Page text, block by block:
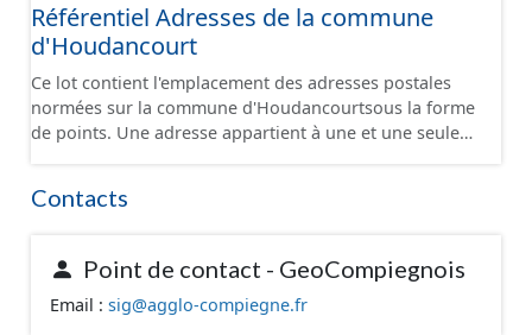
base de données.
Référentiel Adresses de la commune
d'Houdancourt
Ce lot contient l'emplacement des adresses postales
normées sur la commune d'Houdancourtsous la forme
de points. Une adresse appartient à une et une seule
commune de la voie à laquelle elle appartient.
exister. Une adresse est unique. Dans la mesure du
possible, une adresse se situe dans la parcelle
cadastrale correspondante et devant l’entrée du
Contacts
Point de contact - GeoCompiegnois
Email : sig@agglo-compiegne.fr